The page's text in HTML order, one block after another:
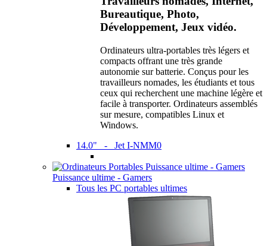
Bureautique, Photo,
Développement, Jeux vidéo.
Ordinateurs ultra-portables très légers et
compacts offrant une très grande
autonomie sur batterie. Conçus pour les
travailleurs nomades, les étudiants et tous
ceux qui recherchent une machine légère et
facile à transporter. Ordinateurs assemblés
sur mesure, compatibles Linux et
Windows.
14.0" - Jet I-NMM0
Puissance ultime - Gamers
Tous les PC portables ultimes